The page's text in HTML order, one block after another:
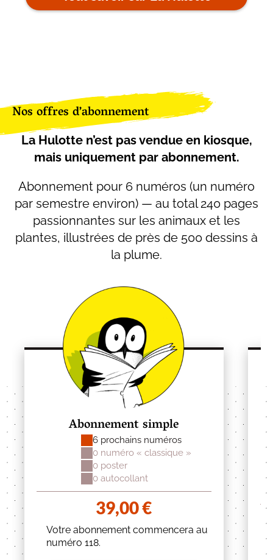
Nos offres d’abonnement
La Hulotte n’est pas vendue en kiosque,
mais uniquement par abonnement.
Abonnement pour 6 numéros (un numéro
par semestre environ) — au total 240 pages
passionnantes sur les animaux et les
plantes, illustrées de près de 500 dessins à
la plume.
Abonnement simple
6 prochains numéros
0 numéro « classique »
0 poster
0 autocollant
39,00€
Votre abonnement commencera au
numéro 118.